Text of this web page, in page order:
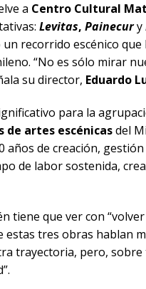
a Centro Cultural
Levitas, Painecury
recorrido escénico
“No es sólo mirar
su director, Eduardo
para la
de artes escénicasdel
años de creación,
de labor sostenida,
tiene que ver con
tres obras hablan
trayectoria, pero,